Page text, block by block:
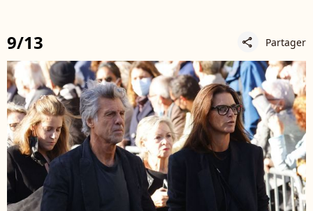
9/13 share Partager